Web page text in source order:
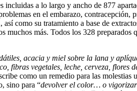
incluidas a lo largo y ancho de 877
en el embarazo,
como su tratamiento a base de
más. Todos los 328 preparados
acacia y miel sobre la lana y
fibras vegetales, leche, cerveza, flores
como un remedio para las
sino para “devolver el color… o vigorizar